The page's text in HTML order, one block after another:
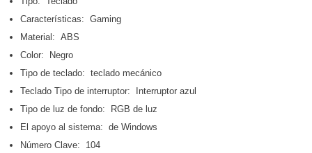
Características: Gaming
Material: ABS
Color: Negro
Tipo de teclado: teclado mecánico
Teclado Tipo de interruptor: Interruptor azul
Tipo de luz de fondo: RGB de luz
El apoyo al sistema: de Windows
Número Clave: 104